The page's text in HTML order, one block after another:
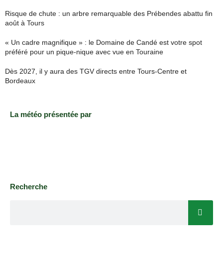
Risque de chute : un arbre remarquable des Prébendes abattu fin
août à Tours
« Un cadre magnifique » : le Domaine de Candé est votre spot
préféré pour un pique-nique avec vue en Touraine
Dès 2027, il y aura des TGV directs entre Tours-Centre et
Bordeaux
La météo présentée par
Recherche